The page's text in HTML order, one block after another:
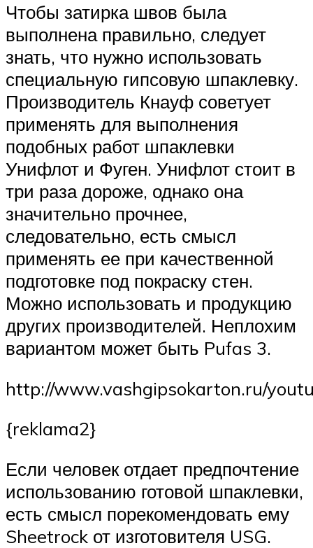
Чтобы затирка швов была
выполнена правильно, следует
знать, что нужно использовать
специальную гипсовую шпаклевку.
Производитель Кнауф советует
применять для выполнения
подобных работ шпаклевки
Унифлот и Фуген. Унифлот стоит в
три раза дороже, однако она
значительно прочнее,
следовательно, есть смысл
применять ее при качественной
подготовке под покраску стен.
Можно использовать и продукцию
других производителей. Неплохим
вариантом может быть Pufas 3.
http://www.vashgipsokarton.ru/
{reklama2}
Если человек отдает предпочтение
использованию готовой шпаклевки,
есть смысл порекомендовать ему
Sheetrock от изготовителя USG.